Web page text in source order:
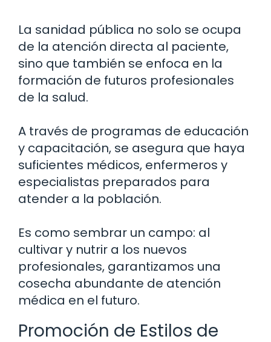
La sanidad pública no solo se ocupa
de la atención directa al paciente,
sino que también se enfoca en la
formación de futuros profesionales
de la salud.
A través de programas de educación
y capacitación, se asegura que haya
suficientes médicos, enfermeros y
especialistas preparados para
atender a la población.
Es como sembrar un campo: al
cultivar y nutrir a los nuevos
profesionales, garantizamos una
cosecha abundante de atención
médica en el futuro.
Promoción de Estilos de